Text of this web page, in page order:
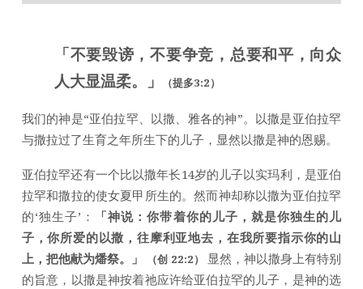
「不要毁谤，不要争竞，总要和平，向众
人大显温柔。」
（提多3:2）
我们的神是“亚伯拉罕、以撒、雅各的神”。以撒是亚伯拉罕
与撒拉过了生育之年所生下的儿子，显然以撒是神的恩赐。
亚伯拉罕还有一个比以撒年长14岁的儿子以实玛利，是亚伯
拉罕和撒拉的使女夏甲所生的。然而神却称以撒为亚伯拉罕
的‘独生子’：
「神说：你带着你的儿子，就是你独生的儿
子，你所爱的以撒，往摩利亚地去，在我所要指示你的山
上，把他献为燔祭。」
（创 22:2）
显然，神以撒身上有特别
的旨意，以撒是神按着祂应许给亚伯拉罕的儿子，是神的选